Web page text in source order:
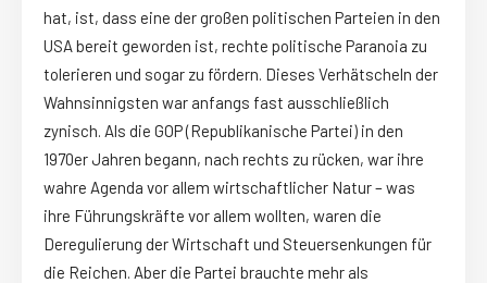
hat, ist, dass eine der großen politischen Parteien in den
USA bereit geworden ist, rechte politische Paranoia zu
tolerieren und sogar zu fördern. Dieses Verhätscheln der
Wahnsinnigsten war anfangs fast ausschließlich
zynisch. Als die GOP (Republikanische Partei) in den
1970er Jahren begann, nach rechts zu rücken, war ihre
wahre Agenda vor allem wirtschaftlicher Natur – was
ihre Führungskräfte vor allem wollten, waren die
Deregulierung der Wirtschaft und Steuersenkungen für
die Reichen. Aber die Partei brauchte mehr als